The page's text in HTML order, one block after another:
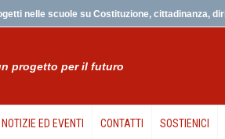
nelle scuole su Costituzione, cittadinanza,
progetto per il futuro
NOTIZIE ED EVENTI CONTATTI SOSTIENICI